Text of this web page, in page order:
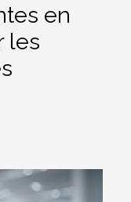
en
les